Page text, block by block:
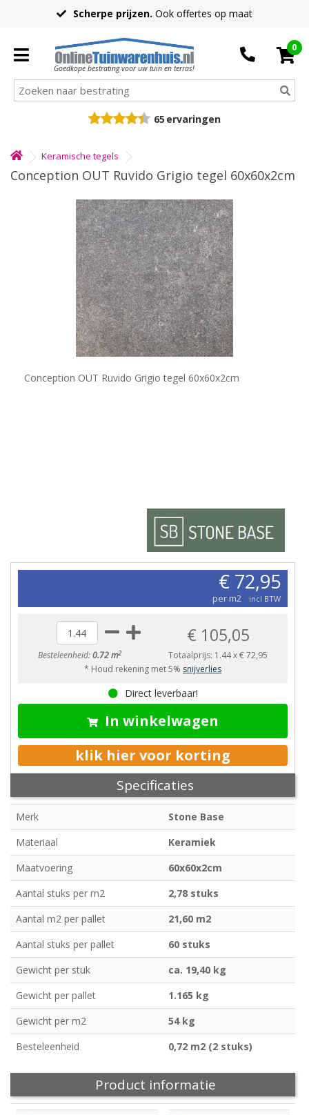
Scherpe prijzen. Ook offertes op maat
Goedkope bestrating voor uw tuin en terras!
0
65 ervaringen
Keramische tegels
Conception OUT Ruvido Grigio tegel 60x60x2cm
Conception OUT Ruvido Grigio tegel 60x60x2cm
€ 72,95
per m2 incl BTW
Besteleenheid:0.72 m2
€ 105,05
Totaalprijs: 1.44x€ 72,95
* Houd rekening met 5% snijverlies
Direct leverbaar!
In winkelwagen
klik hier voor korting
Specificaties
Merk
Stone Base
Materiaal
Keramiek
Maatvoering
60x60x2cm
Aantal stuks per m2
2,78 stuks
Aantal m2 per pallet
21,60 m2
Aantal stuks per pallet
60 stuks
Gewicht per stuk
ca. 19,40 kg
Gewicht per pallet
1.165 kg
Gewicht per m2
54 kg
Besteleenheid
0,72 m2 (2 stuks)
Product informatie